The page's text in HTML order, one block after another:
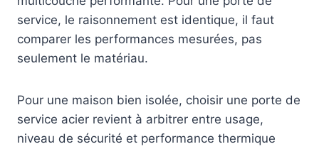
service, le raisonnement est identique, il faut
comparer les performances mesurées, pas
seulement le matériau.
Pour une maison bien isolée, choisir une porte de
service acier revient à arbitrer entre usage,
niveau de sécurité et performance thermique